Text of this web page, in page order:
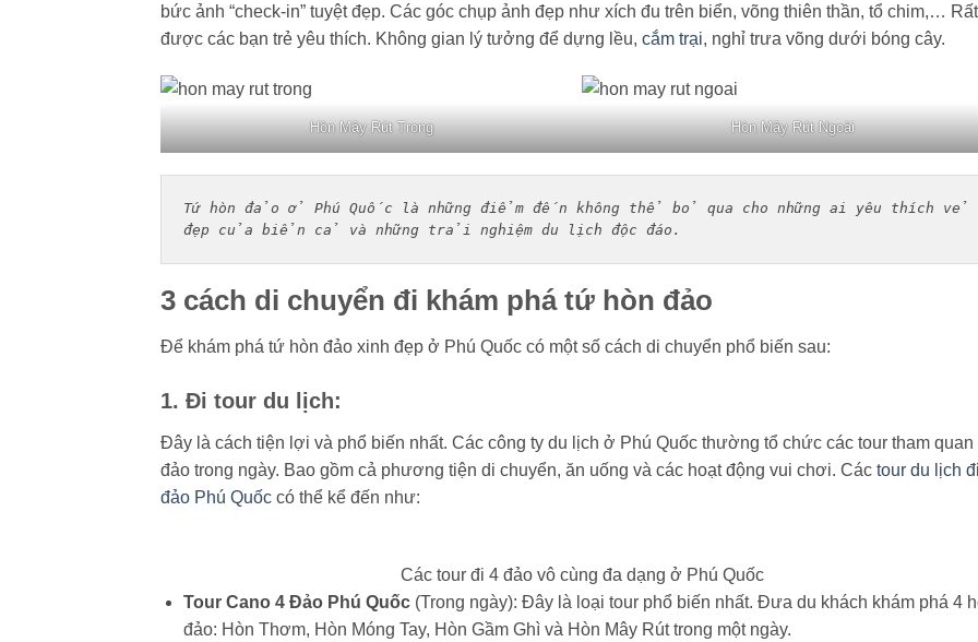
bức ảnh “check-in” tuyệt đẹp. Các góc chụp ảnh đẹp như xích đu trên biển, võng thiên thần, tổ chim,… Rất
được các bạn trẻ yêu thích. Không gian lý tưởng để dựng lều, cắm trại, nghỉ trưa võng dưới bóng cây.
Hòn Mây Rút Trong Hòn Mây Rút Ngoài
Tứ hòn đảo ở Phú Quốc là những điểm đến không thể bỏ qua cho những ai yêu thích vẻ
đẹp của biển cả và những trải nghiệm du lịch độc đáo.
3 cách di chuyển đi khám phá tứ hòn đảo
Để khám phá tứ hòn đảo xinh đẹp ở Phú Quốc có một số cách di chuyển phổ biến sau:
1. Đi tour du lịch:
Đây là cách tiện lợi và phổ biến nhất. Các công ty du lịch ở Phú Quốc thường tổ chức các tour tham quan
đảo trong ngày. Bao gồm cả phương tiện di chuyển, ăn uống và các hoạt động vui chơi. Các tour du lịch
đảo Phú Quốc có thể kể đến như:
Các tour đi 4 đảo vô cùng đa dạng ở Phú Quốc
Tour Cano 4 Đảo Phú Quốc(Trong ngày): Đây là loại tour phổ biến nhất. Đưa du khách khám phá 4
đảo: Hòn Thơm, Hòn Móng Tay, Hòn Gầm Ghì và Hòn Mây Rút trong một ngày.